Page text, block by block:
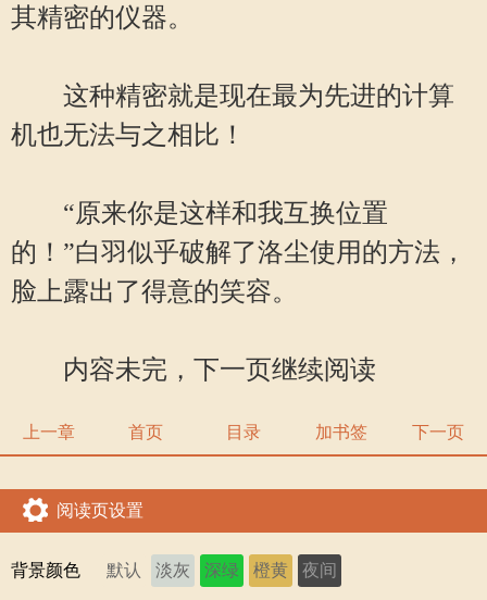
其精密的仪器。
这种精密就是现在最为先进的计算
机也无法与之相比！
“原来你是这样和我互换位置
的！”白羽似乎破解了洛尘使用的方法，
脸上露出了得意的笑容。
内容未完，下一页继续阅读
上一章 首页 目录 加书签 下一页
阅读页设置
背景颜色 默认 淡灰 深绿 橙黄 夜间